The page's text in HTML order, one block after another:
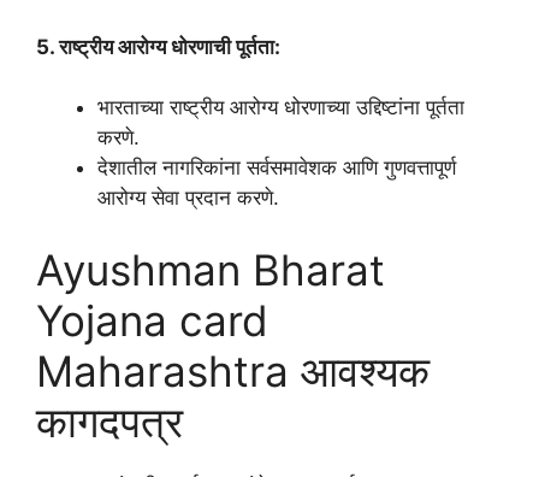
5. राष्ट्रीय आरोग्य धोरणाची पूर्तता:
भारताच्या राष्ट्रीय आरोग्य धोरणाच्या उद्दिष्टांना पूर्तता
करणे.
देशातील नागरिकांना सर्वसमावेशक आणि गुणवत्तापूर्ण
आरोग्य सेवा प्रदान करणे.
Ayushman Bharat
Yojana card
Maharashtra आवश्यक
कागदपत्र